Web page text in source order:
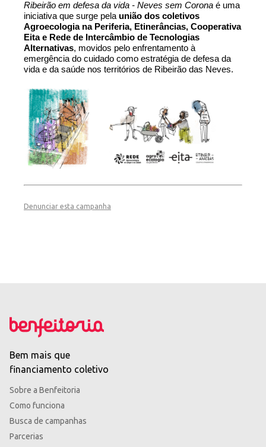
Ribeirão em defesa da vida - Neves sem Corona é uma
iniciativa que surge pela união dos coletivos
Agroecologia na Periferia, Etinerâncias, Cooperativa
Eita e Rede de Intercâmbio de Tecnologias
Alternativas, movidos pelo enfrentamento à
emergência do cuidado como estratégia de defesa da
vida e da saúde nos territórios de Ribeirão das Neves.
Denunciar esta campanha
Bem mais que
financiamento coletivo
Sobre a Benfeitoria
Como funciona
Busca de campanhas
Parcerias